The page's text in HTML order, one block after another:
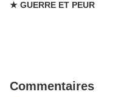
★ GUERRE ET PEUR
Commentaires